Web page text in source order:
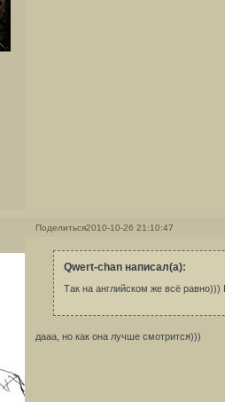
Поделиться2010-10-26 21:10:47
Qwert-chan написал(а):
Так на английском же всё равно)))
дааа, но как она лучше смотрится)))